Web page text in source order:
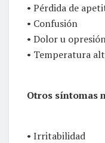
• Pérdida de
• Confusión
• Dolor u
• Temperatura
Otros síntomas
• Irritabilidad